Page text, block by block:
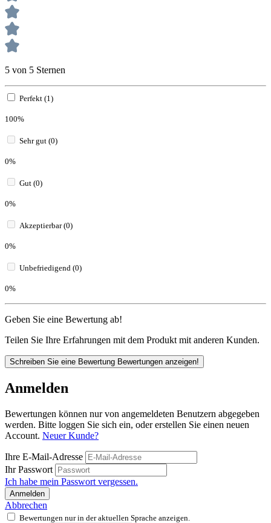
5 von 5 Sternen
Perfekt (1)
100%
Sehr gut (0)
0%
Gut (0)
0%
Akzeptierbar (0)
0%
Unbefriedigend (0)
0%
Geben Sie eine Bewertung ab!
Teilen Sie Ihre Erfahrungen mit dem Produkt mit anderen Kunden.
Schreiben Sie eine Bewertung Bewertungen anzeigen!
Anmelden
Bewertungen können nur von angemeldeten Benutzern abgegeben
werden. Bitte loggen Sie sich ein, oder erstellen Sie einen neuen
Account. Neuer Kunde?
Ihre E-Mail-Adresse
Ihr Passwort
Ich habe mein Passwort vergessen.
Anmelden
Abbrechen
Bewertungen nur in der aktuellen Sprache anzeigen.